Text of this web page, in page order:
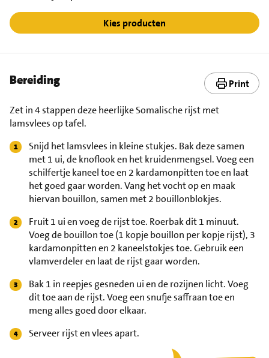
Kies producten
Bereiding Print
Zet in 4 stappen deze heerlijke Somalische rijst met
lamsvlees op tafel.
Snijd het lamsvlees in kleine stukjes. Bak deze samen
met 1 ui, de knoflook en het kruidenmengsel. Voeg een
schilfertje kaneel toe en 2 kardamonpitten toe en laat
het goed gaar worden. Vang het vocht op en maak
hiervan bouillon, samen met 2 bouillonblokjes.
Fruit 1 ui en voeg de rijst toe. Roerbak dit 1 minuut.
Voeg de bouillon toe (1 kopje bouillon per kopje rijst), 3
kardamonpitten en 2 kaneelstokjes toe. Gebruik een
vlamverdeler en laat de rijst gaar worden.
Bak 1 in reepjes gesneden ui en de rozijnen licht. Voeg
dit toe aan de rijst. Voeg een snufje saffraan toe en
meng alles goed door elkaar.
Serveer rijst en vlees apart.